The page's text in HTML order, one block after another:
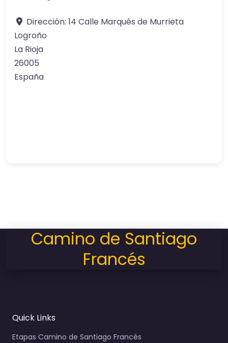
Dirección: 14 Calle Marqués de Murrieta
Logroño
La Rioja
26005
España
Camino de Santiago
Francés
Quick Links
Etapas Camino de Santiago Francés